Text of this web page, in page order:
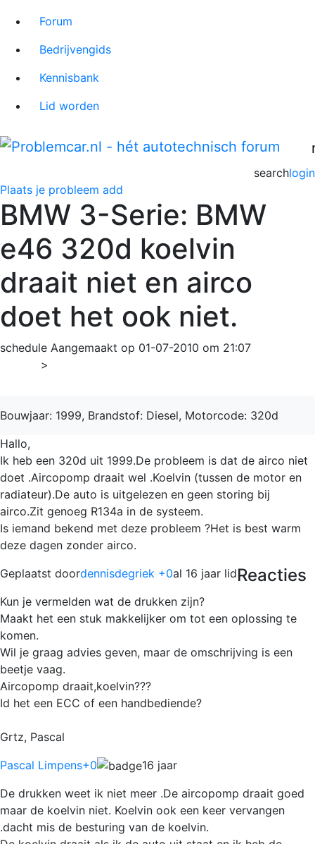
Forum
Bedrijvengids
Kennisbank
Lid worden
login
search
Plaats je probleem add
BMW 3-Serie: BMW
e46 320d koelvin
draait niet en airco
doet het ook niet.
schedule Aangemaakt op 01-07-2010 om 21:07
>
Bouwjaar: 1999, Brandstof: Diesel, Motorcode: 320d
Hallo,
Ik heb een 320d uit 1999.De probleem is dat de airco niet
doet .Aircopomp draait wel .Koelvin (tussen de motor en
radiateur).De auto is uitgelezen en geen storing bij
airco.Zit genoeg R134a in de systeem.
Is iemand bekend met deze probleem ?Het is best warm
deze dagen zonder airco.
Geplaatst doordennisdegriek +0al 16 jaar lidReacties
Kun je vermelden wat de drukken zijn?
Maakt het een stuk makkelijker om tot een oplossing te
komen.
Wil je graag advies geven, maar de omschrijving is een
beetje vaag.
Aircopomp draait,koelvin???
Id het een ECC of een handbediende?
Grtz, Pascal
Pascal Limpens+0
16 jaar
De drukken weet ik niet meer .De aircopomp draait goed
maar de koelvin niet. Koelvin ook een keer vervangen
.dacht mis de besturing van de koelvin.